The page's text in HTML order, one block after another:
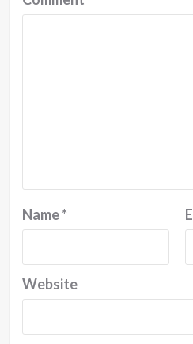
Name*
Website